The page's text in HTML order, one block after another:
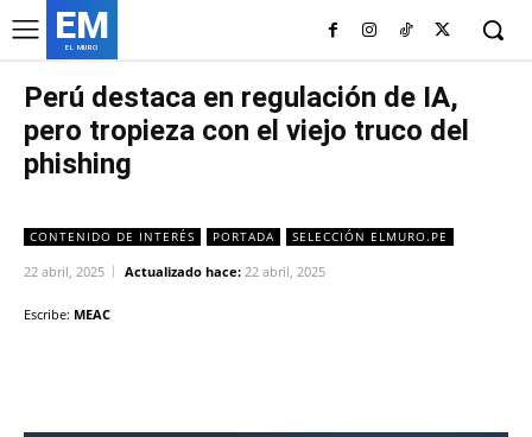
EM
EL MURO
Perú destaca en regulación de IA,
pero tropieza con el viejo truco del
phishing
CONTENIDO DE INTERÉS PORTADA SELECCIÓN ELMURO.PE
22 abril, 2025 Actualizado hace: 22 abril, 2025
Escribe: MEAC